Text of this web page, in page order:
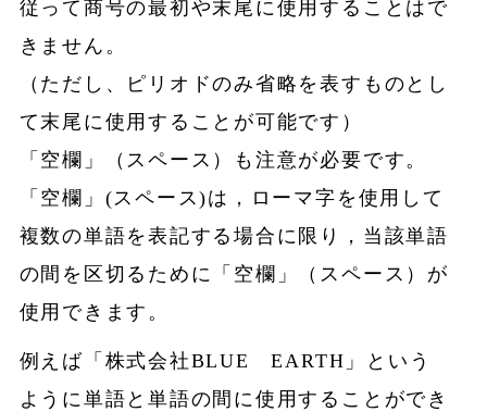
従って商号の最初や末尾に使用することはで
きません。
（ただし、ピリオドのみ省略を表すものとし
て末尾に使用することが可能です）
「空欄」（スペース）も注意が必要です。
「空欄」(スペース)は，ローマ字を使用して
複数の単語を表記する場合に限り，当該単語
の間を区切るために「空欄」（スペース）が
使用できます。
例えば「株式会社BLUE EARTH」という
ように単語と単語の間に使用することができ